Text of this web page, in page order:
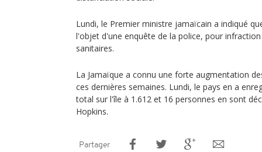
Lundi, le Premier ministre jamaïcain a indiqué
l'objet d'une enquête de la police, pour
sanitaires.
La Jamaïque a connu une forte augmentation
ces dernières semaines. Lundi, le pays en a
total sur l'île à 1.612 et 16 personnes en sont
Hopkins.
Partager